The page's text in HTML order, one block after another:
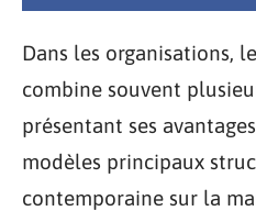
Dans les organisations,
combine souvent
présentant ses
modèles principaux
contemporaine sur la